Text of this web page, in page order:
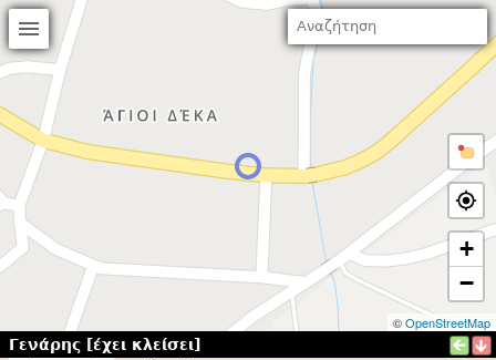
+
−
©OpenStreetMap
Γενάρης [έχει κλείσει]